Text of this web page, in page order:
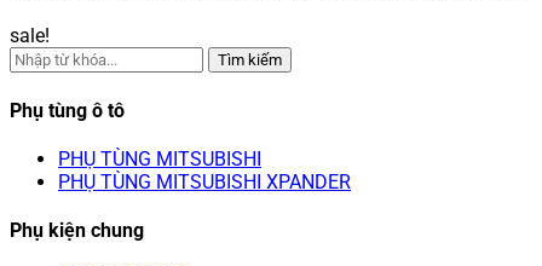
sale!
Tìm kiếm
Phụ tùng ô tô
PHỤ TÙNG MITSUBISHI
PHỤ TÙNG MITSUBISHI XPANDER
Phụ kiện chung